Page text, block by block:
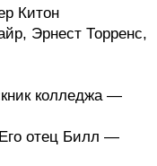
Китон
Эрнест Торренс,
колледжа —
отец Билл —